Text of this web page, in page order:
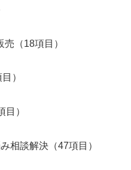
（18項目）
）
）
相談解決（47項目）